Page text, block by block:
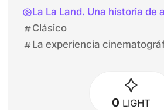
La La Land. Una historia de
Clásico
La experiencia
Joe Russo
0 LIGHT